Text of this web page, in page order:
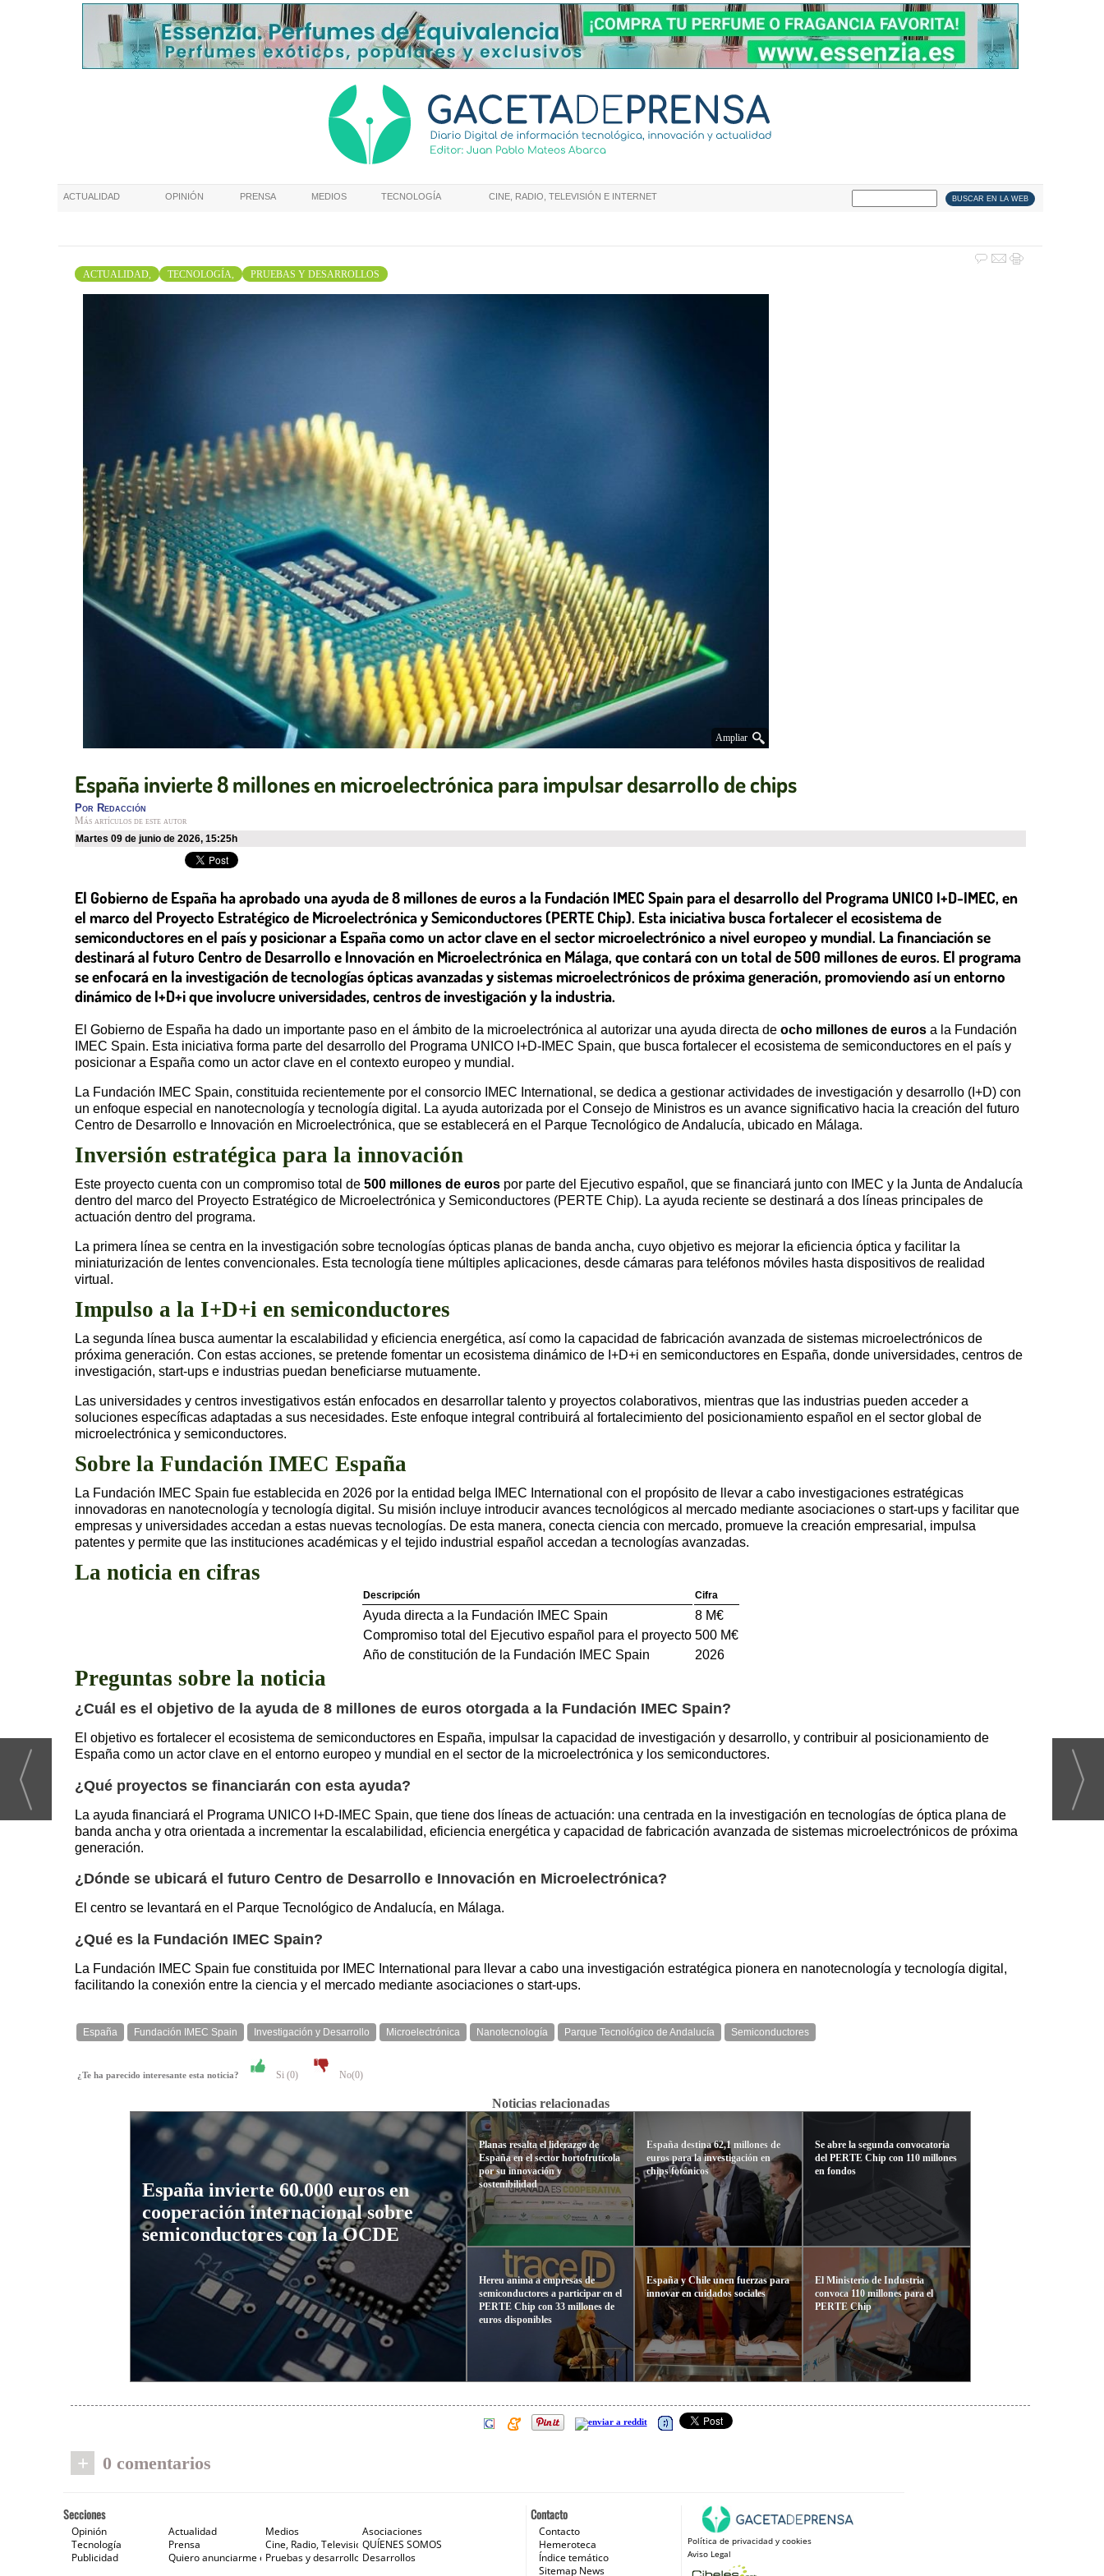
ACTUALIDAD OPINIÓN PRENSA MEDIOS TECNOLOGÍA CINE, RADIO, TELEVISIÓN E INTERNET
ACTUALIDAD, TECNOLOGÍA, PRUEBAS Y DESARROLLOS
Ampliar
España invierte 8 millones en microelectrónica para impulsar desarrollo de chips
Por Redacción
Más artículos de este autor
martes 09 de junio de 2026, 15:25h
El Gobierno de España ha aprobado una ayuda de 8 millones de euros a la Fundación IMEC Spain para el desarrollo del Programa UNICO I+D-IMEC, en
el marco del Proyecto Estratégico de Microelectrónica y Semiconductores (PERTE Chip). Esta iniciativa busca fortalecer el ecosistema de
semiconductores en el país y posicionar a España como un actor clave en el sector microelectrónico a nivel europeo y mundial. La financiación se
destinará al futuro Centro de Desarrollo e Innovación en Microelectrónica en Málaga, que contará con un total de 500 millones de euros. El programa
se enfocará en la investigación de tecnologías ópticas avanzadas y sistemas microelectrónicos de próxima generación, promoviendo así un entorno
dinámico de I+D+i que involucre universidades, centros de investigación y la industria.
El Gobierno de España ha dado un importante paso en el ámbito de la microelectrónica al autorizar una ayuda directa de ocho millones de euros a la Fundación
IMEC Spain. Esta iniciativa forma parte del desarrollo del Programa UNICO I+D-IMEC Spain, que busca fortalecer el ecosistema de semiconductores en el país y
posicionar a España como un actor clave en el contexto europeo y mundial.
La Fundación IMEC Spain, constituida recientemente por el consorcio IMEC International, se dedica a gestionar actividades de investigación y desarrollo (I+D) con
un enfoque especial en nanotecnología y tecnología digital. La ayuda autorizada por el Consejo de Ministros es un avance significativo hacia la creación del futuro
Centro de Desarrollo e Innovación en Microelectrónica, que se establecerá en el Parque Tecnológico de Andalucía, ubicado en Málaga.
Inversión estratégica para la innovación
Este proyecto cuenta con un compromiso total de 500 millones de euros por parte del Ejecutivo español, que se financiará junto con IMEC y la Junta de Andalucía
dentro del marco del Proyecto Estratégico de Microelectrónica y Semiconductores (PERTE Chip). La ayuda reciente se destinará a dos líneas principales de
actuación dentro del programa.
La primera línea se centra en la investigación sobre tecnologías ópticas planas de banda ancha, cuyo objetivo es mejorar la eficiencia óptica y facilitar la
miniaturización de lentes convencionales. Esta tecnología tiene múltiples aplicaciones, desde cámaras para teléfonos móviles hasta dispositivos de realidad
virtual.
Impulso a la I+D+i en semiconductores
La segunda línea busca aumentar la escalabilidad y eficiencia energética, así como la capacidad de fabricación avanzada de sistemas microelectrónicos de
próxima generación. Con estas acciones, se pretende fomentar un ecosistema dinámico de I+D+i en semiconductores en España, donde universidades, centros de
investigación, start-ups e industrias puedan beneficiarse mutuamente.
Las universidades y centros investigativos están enfocados en desarrollar talento y proyectos colaborativos, mientras que las industrias pueden acceder a
soluciones específicas adaptadas a sus necesidades. Este enfoque integral contribuirá al fortalecimiento del posicionamiento español en el sector global de
microelectrónica y semiconductores.
Sobre la Fundación IMEC España
La Fundación IMEC Spain fue establecida en 2026 por la entidad belga IMEC International con el propósito de llevar a cabo investigaciones estratégicas
innovadoras en nanotecnología y tecnología digital. Su misión incluye introducir avances tecnológicos al mercado mediante asociaciones o start-ups y facilitar que
empresas y universidades accedan a estas nuevas tecnologías. De esta manera, conecta ciencia con mercado, promueve la creación empresarial, impulsa
patentes y permite que las instituciones académicas y el tejido industrial español accedan a tecnologías avanzadas.
La noticia en cifras
Descripción Cifra
Ayuda directa a la Fundación IMEC Spain
8 M€
Compromiso total del Ejecutivo español para el proyecto 500 M€
Año de constitución de la Fundación IMEC Spain
2026
Preguntas sobre la noticia
¿Cuál es el objetivo de la ayuda de 8 millones de euros otorgada a la Fundación IMEC Spain?
El objetivo es fortalecer el ecosistema de semiconductores en España, impulsar la capacidad de investigación y desarrollo, y contribuir al posicionamiento de
España como un actor clave en el entorno europeo y mundial en el sector de la microelectrónica y los semiconductores.
¿Qué proyectos se financiarán con esta ayuda?
La ayuda financiará el Programa UNICO I+D-IMEC Spain, que tiene dos líneas de actuación: una centrada en la investigación en tecnologías de óptica plana de
banda ancha y otra orientada a incrementar la escalabilidad, eficiencia energética y capacidad de fabricación avanzada de sistemas microelectrónicos de próxima
generación.
¿Dónde se ubicará el futuro Centro de Desarrollo e Innovación en Microelectrónica?
El centro se levantará en el Parque Tecnológico de Andalucía, en Málaga.
¿Qué es la Fundación IMEC Spain?
La Fundación IMEC Spain fue constituida por IMEC International para llevar a cabo una investigación estratégica pionera en nanotecnología y tecnología digital,
facilitando la conexión entre la ciencia y el mercado mediante asociaciones o start-ups.
España Fundación IMEC Spain Investigación y Desarrollo Microelectrónica Nanotecnología Parque Tecnológico de Andalucía Semiconductores
¿Te ha parecido interesante esta noticia? Si (0) No(0)
Noticias relacionadas
España invierte 60.000 euros en
cooperación internacional sobre
semiconductores con la OCDE
Planas resalta el liderazgo de
España en el sector hortofrutícola
por su innovación y
sostenibilidad
Hereu anima a empresas de
semiconductores a participar en el
PERTE Chip con 33 millones de
euros disponibles
España destina 62,1 millones de
euros para la investigación en
chips fotónicos
España y Chile unen fuerzas para
innovar en cuidados sociales
Se abre la segunda convocatoria
del PERTE Chip con 110 millones
en fondos
El Ministerio de Industria
convoca 110 millones para el
PERTE Chip
+ 0 comentarios
Contacto
Contacto
Hemeroteca
Índice temático
Sitemap News
Política de privacidad y cookies
Aviso Legal
Secciones
Opinión Actualidad Medios
Asociaciones
Tecnología
Prensa Cine, Radio, Televisión e Internet
QUÍENES SOMOS
Publicidad
Quiero anunciarme en Gaceta de Prensa
Pruebas y desarrollosDesarrollos